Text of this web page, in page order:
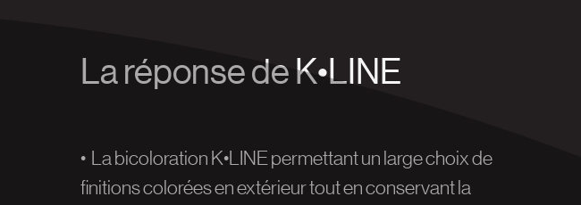
La réponse de K•LINE
• La bicoloration K•LINE permettant un large choix de
finitions colorées en extérieur tout en conservant la